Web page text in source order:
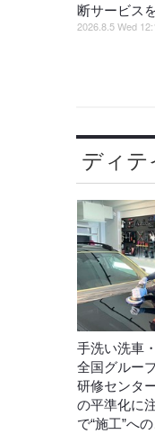
断サービス
2026.8.5 Wed
ディテ
手洗い洗車
全国グルー
研修センタ
の平準化に
で“施工”へ